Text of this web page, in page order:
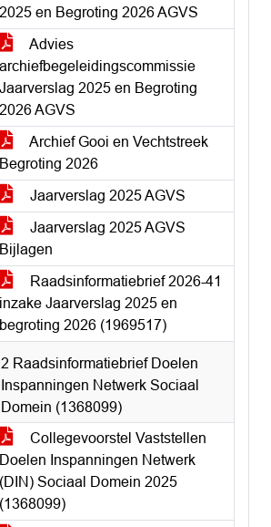
2025 en Begroting 2026 AGVS
Advies
archiefbegeleidingscommissie
Jaarverslag 2025 en Begroting
2026 AGVS
Archief Gooi en Vechtstreek
Begroting 2026
Jaarverslag 2025 AGVS
Jaarverslag 2025 AGVS
Bijlagen
Raadsinformatiebrief 2026-41
inzake Jaarverslag 2025 en
begroting 2026 (1969517)
2 Raadsinformatiebrief Doelen
Inspanningen Netwerk Sociaal
Domein (1368099)
Collegevoorstel Vaststellen
Doelen Inspanningen Netwerk
(DIN) Sociaal Domein 2025
(1368099)